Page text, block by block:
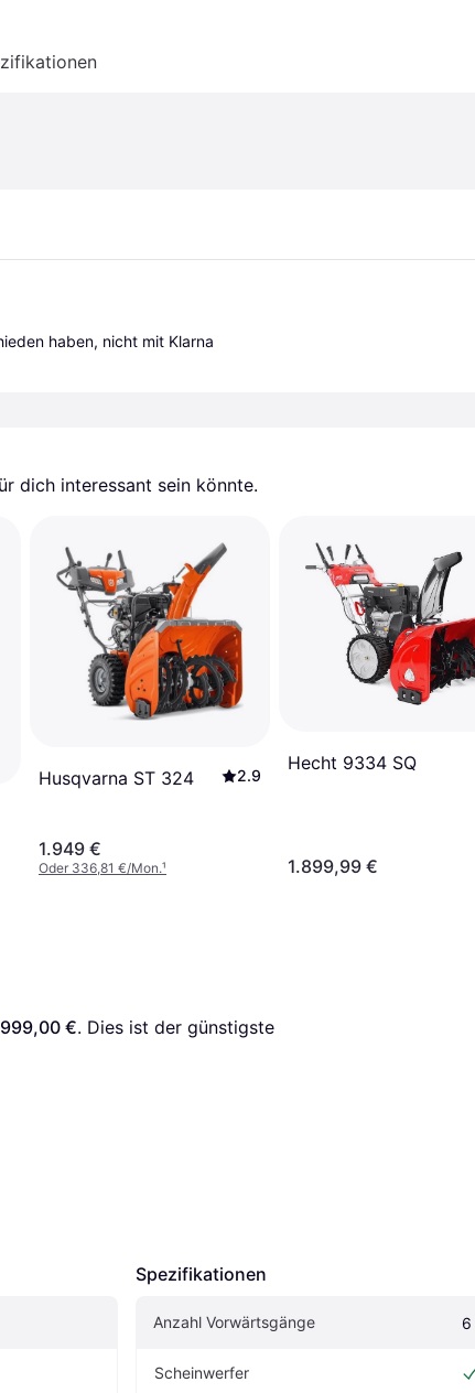
haben, nicht mit Klarna
dich interessant sein könnte.
Husqvarna ST 324 2.9
1.949 €
Oder 336,81 €/Mon.¹
Hecht 9334 SQ
1.899,99 €
999,00 €. Dies ist der günstigste
Spezifikationen
Anzahl Vorwärtsgänge 6
Scheinwerfer